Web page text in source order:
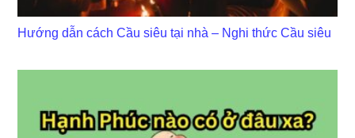
Hướng dẫn cách Cầu siêu tại nhà – Nghi thức Cầu siêu